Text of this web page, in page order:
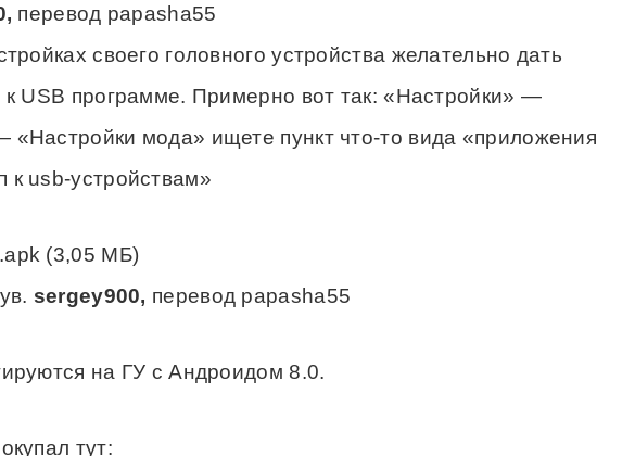
перевод papasha55
своего головного устройства желательно дать
к USB программе. Примерно вот так: «Настройки» —
«Настройки мода» ищете пункт что-то вида «приложения
usb-устройствам»
(3,05 МБ)
sergey900, перевод papasha55
на ГУ с Андроидом 8.0.
тут: